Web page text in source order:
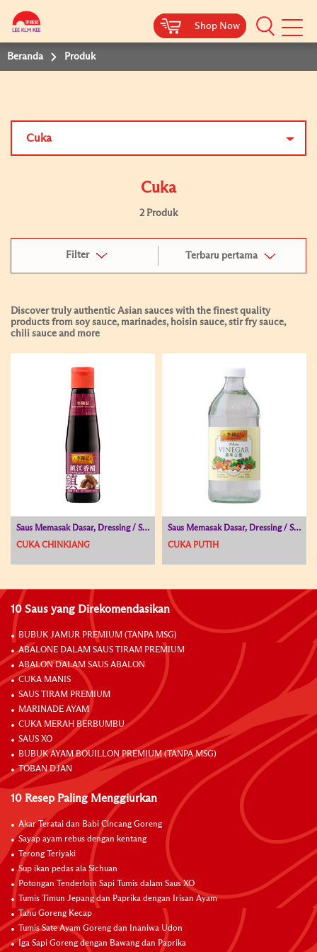
Shop Now
Shop Now
Beranda Produk
Cuka
Cuka
2 Produk
Filter Terbaru pertama
Discover truly authentic Asian sauces with the finest quality
products from soy sauce, marinades, hoisin sauce, stir fry sauce,
chili sauce and more
Saus Memasak Dasar, Dressing / Saus untuk Hidangan Dingin, Cuka
CUKA CHINKIANG
Saus Memasak Dasar, Dressing / Saus untuk Hidangan Dingin, Cuka
CUKA PUTIH
10 Saus yang Direkomendasikan
BUBUK JAMUR PREMIUM (TANPA MSG)
ABALONE DALAM SAUS TIRAM PREMIUM
ABALON DALAM SAUS ABALON
CUKA MANIS
SAUS TIRAM PREMIUM
MARINADE AYAM
CUKA MERAH BERBUMBU
SAUS XO
BUBUK AYAM BOUILLON PREMIUM (TANPA MSG)
TOBAN DJAN
10 Resep Paling Menggiurkan
Akar Teratai dan Babi Cincang Goreng
Sayap ayam rebus dengan kentang
Terong Teriyaki
Sup ikan pedas ala Sichuan
Potongan Tenderloin Sapi Tumis dalam Saus XO
Tumis Timun Jepang dan Paprika dengan Irisan Ayam
Tahu Goreng Kecap
Tumis Sate Ayam Goreng dan Inaniwa Udon
Iga Sapi Goreng dengan Bawang dan Paprika